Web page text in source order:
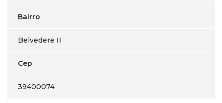
Bairro
Belvedere II
Cep
39400074